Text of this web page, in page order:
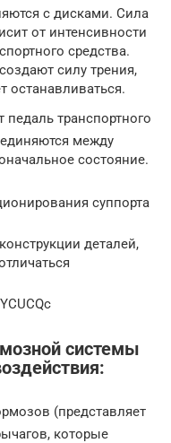
с дисками. Сила
от интенсивности
средства.
силу трения,
останавливаться.
педаль транспортного
между
состояние.
суппорта
деталей,
системы
(представляет
которые